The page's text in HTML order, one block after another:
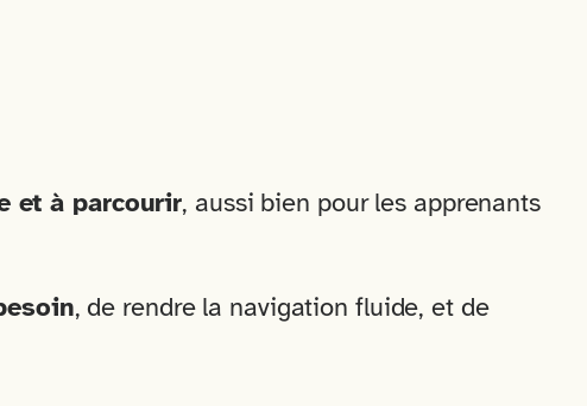
et à parcourir, aussi bien pour les apprenants
, de rendre la navigation fluide, et de